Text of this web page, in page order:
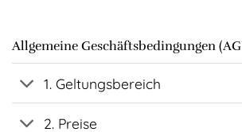
Allgemeine Geschäftsbedingungen
1. Geltungsbereich
2. Preise